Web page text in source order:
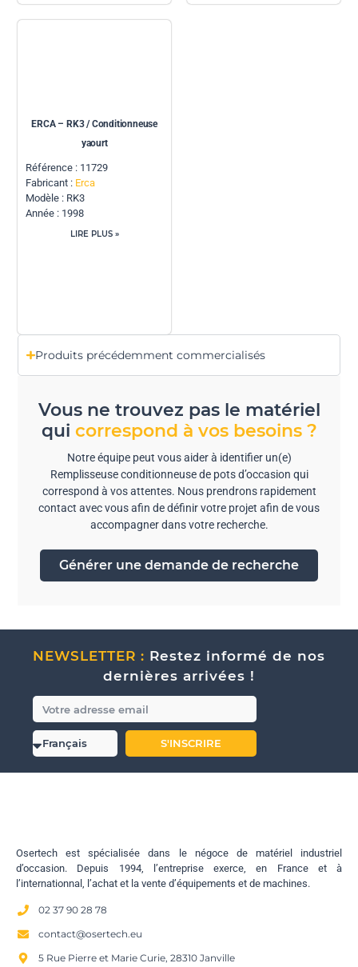
ERCA – RK3 / Conditionneuse
yaourt
Référence : 11729
Fabricant : Erca
Modèle : RK3
Année : 1998
LIRE PLUS »
Produits précédemment commercialisés
Vous ne trouvez pas le matériel
qui correspond à vos besoins ?
Notre équipe peut vous aider à identifier un(e)
Remplisseuse conditionneuse de pots d’occasion qui
correspond à vos attentes. Nous prendrons rapidement
contact avec vous afin de définir votre projet afin de vous
accompagner dans votre recherche.
Générer une demande de recherche
NEWSLETTER : Restez informé de nos
dernières arrivées !
S'INSCRIRE
Osertech est spécialisée dans le négoce de matériel industriel
d’occasion. Depuis 1994, l’entreprise exerce, en France et à
l’internationnal, l’achat et la vente d’équipements et de machines.
02 37 90 28 78
contact@osertech.eu
5 Rue Pierre et Marie Curie, 28310 Janville